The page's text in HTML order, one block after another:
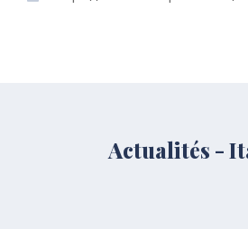
Actualités -